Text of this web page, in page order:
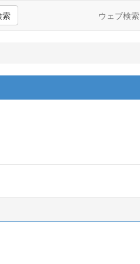
索 ウェブ検索